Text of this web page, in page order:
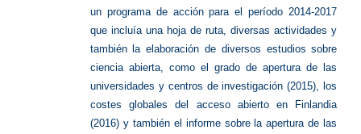
un programa de acción para el período 2014-2017
que incluía una hoja de ruta, diversas actividades y
también la elaboración de diversos estudios sobre
ciencia abierta, como el grado de apertura de las
universidades y centros de investigación (2015), los
costes globales del acceso abierto en Finlandia
(2016) y también el informe sobre la apertura de las